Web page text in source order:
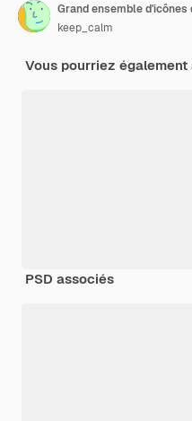
keep_calm
Vous pourriez
PSD associés